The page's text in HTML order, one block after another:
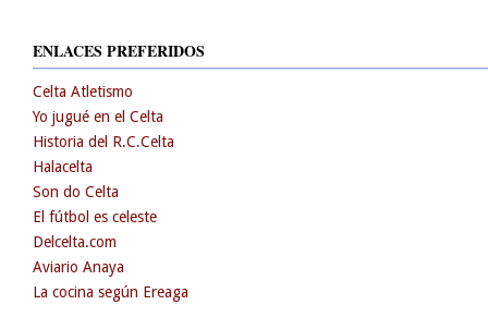
ENLACES PREFERIDOS
Celta Atletismo
Yo jugué en el Celta
Historia del R.C.Celta
Halacelta
Son do Celta
El fútbol es celeste
Delcelta.com
Aviario Anaya
La cocina según Ereaga